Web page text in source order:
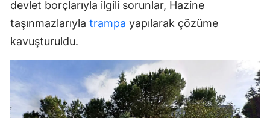
devlet borçlarıyla ilgili sorunlar, Hazine
taşınmazlarıyla trampa yapılarak çözüme
kavuşturuldu.